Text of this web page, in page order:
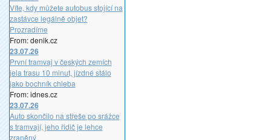
Víte, kdy můžete autobus stojící na
zastávce legálně objet?
Prozradíme
From: denik.cz
23.07.26
První tramvaj v českých zemích
jela trasu 10 minut, jízdné stálo
jako bochník chleba
From: idnes.cz
23.07.26
Auto skončilo na střeše po srážce
s tramvají, jeho řidič je lehce
zraněný